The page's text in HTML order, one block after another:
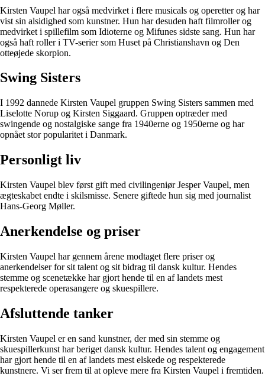
Kirsten Vaupel har også medvirket i flere musicals og operetter og har
vist sin alsidighed som kunstner. Hun har desuden haft filmroller og
medvirket i spillefilm som Idioterne og Mifunes sidste sang. Hun har
også haft roller i TV-serier som Huset på Christianshavn og Den
otteøjede skorpion.
Swing Sisters
I 1992 dannede Kirsten Vaupel gruppen Swing Sisters sammen med
Liselotte Norup og Kirsten Siggaard. Gruppen optræder med
swingende og nostalgiske sange fra 1940erne og 1950erne og har
opnået stor popularitet i Danmark.
Personligt liv
Kirsten Vaupel blev først gift med civilingeniør Jesper Vaupel, men
ægteskabet endte i skilsmisse. Senere giftede hun sig med journalist
Hans-Georg Møller.
Anerkendelse og priser
Kirsten Vaupel har gennem årene modtaget flere priser og
anerkendelser for sit talent og sit bidrag til dansk kultur. Hendes
stemme og scenetække har gjort hende til en af landets mest
respekterede operasangere og skuespillere.
Afsluttende tanker
Kirsten Vaupel er en sand kunstner, der med sin stemme og
skuespillerkunst har beriget dansk kultur. Hendes talent og engagement
har gjort hende til en af landets mest elskede og respekterede
kunstnere. Vi ser frem til at opleve mere fra Kirsten Vaupel i fremtiden.